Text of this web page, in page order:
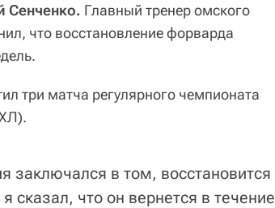
Сенченко. Главный тренер омского
что восстановление форварда
три матча регулярного чемпионата
заключался в том, восстановится
сказал, что он вернется в течение